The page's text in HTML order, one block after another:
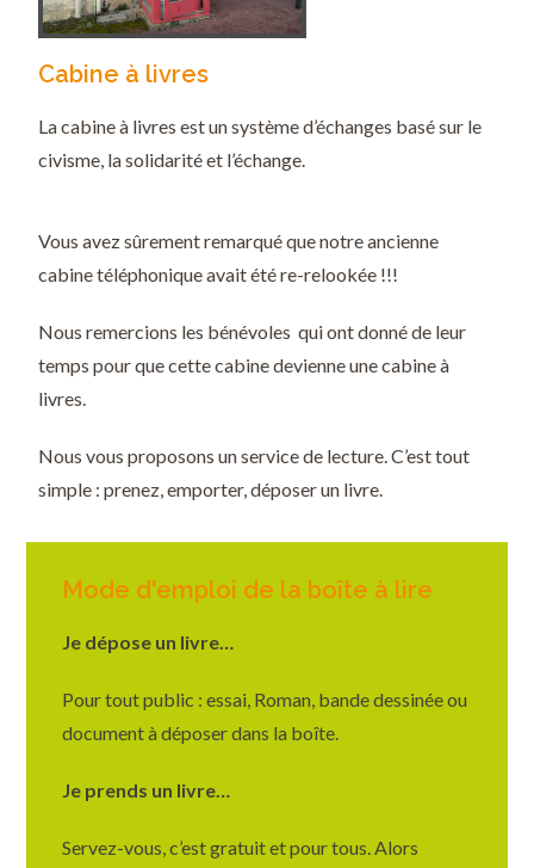
Cabine à livres
La cabine à livres est un système d’échanges basé sur le
civisme, la solidarité et l’échange.
Vous avez sûrement remarqué que notre ancienne
cabine téléphonique avait été re-relookée !!!
Nous remercions les bénévoles qui ont donné de leur
temps pour que cette cabine devienne une cabine à
livres.
Nous vous proposons un service de lecture. C’est tout
simple : prenez, emporter, déposer un livre.
Mode d'emploi de la boîte à lire
Je dépose un livre…
Pour tout public : essai, Roman, bande dessinée ou
document à déposer dans la boîte.
Je prends un livre…
Servez-vous, c’est gratuit et pour tous. Alors